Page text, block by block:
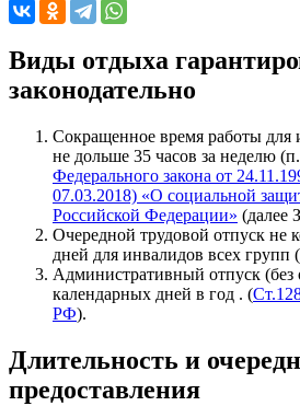
Виды отдыха
законодательно
Сокращенное время работы для
не дольше 35 часов за неделю
Федерального закона от
07.03.2018) «О социальной
Российской Федерации» (далее
Очередной трудовой отпуск не
дней для инвалидов всех групп (
Административный отпуск (без
календарных дней в год . (
РФ).
Длительность и
предоставления